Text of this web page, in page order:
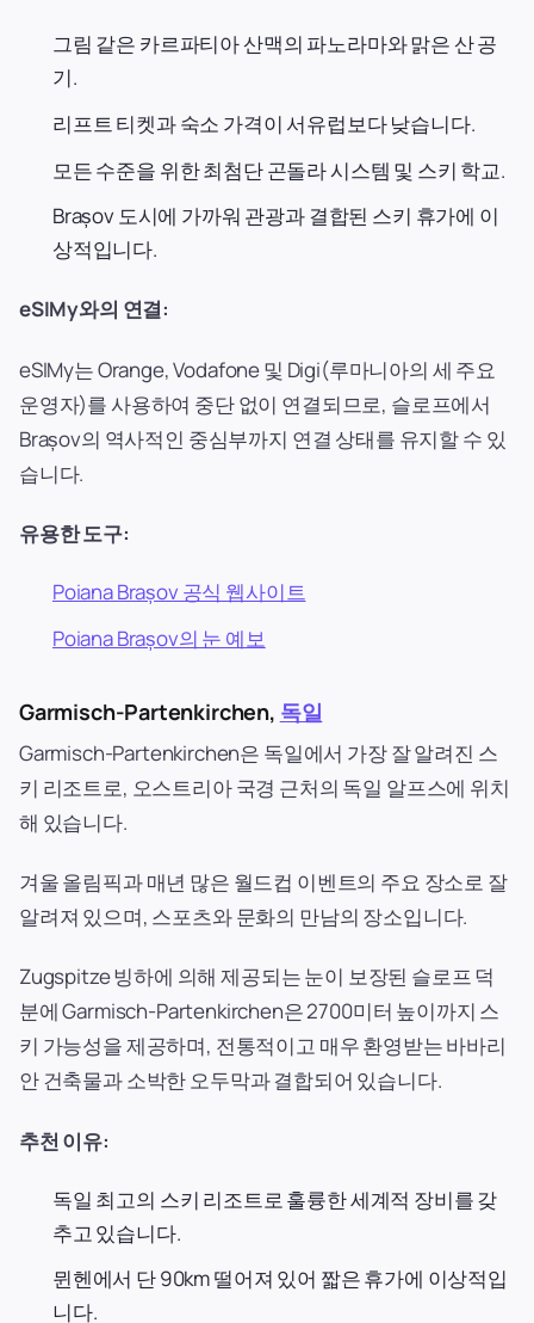
그림 같은 카르파티아 산맥의 파노라마와 맑은 산 공
기.
리프트 티켓과 숙소 가격이 서유럽보다 낮습니다.
모든 수준을 위한 최첨단 곤돌라 시스템 및 스키 학교.
Brașov 도시에 가까워 관광과 결합된 스키 휴가에 이
상적입니다.
eSIMy와의 연결:
eSIMy는 Orange, Vodafone 및 Digi(루마니아의 세 주요
운영자)를 사용하여 중단 없이 연결되므로, 슬로프에서
Brașov의 역사적인 중심부까지 연결 상태를 유지할 수 있
습니다.
유용한 도구:
Poiana Brașov 공식 웹사이트
Poiana Brașov의 눈 예보
Garmisch-Partenkirchen, 독일
Garmisch-Partenkirchen은 독일에서 가장 잘 알려진 스
키 리조트로, 오스트리아 국경 근처의 독일 알프스에 위치
해 있습니다.
겨울 올림픽과 매년 많은 월드컵 이벤트의 주요 장소로 잘
알려져 있으며, 스포츠와 문화의 만남의 장소입니다.
Zugspitze 빙하에 의해 제공되는 눈이 보장된 슬로프 덕
분에 Garmisch-Partenkirchen은 2700미터 높이까지 스
키 가능성을 제공하며, 전통적이고 매우 환영받는 바바리
안 건축물과 소박한 오두막과 결합되어 있습니다.
추천 이유:
독일 최고의 스키 리조트로 훌륭한 세계적 장비를 갖
추고 있습니다.
뮌헨에서 단 90km 떨어져 있어 짧은 휴가에 이상적입
니다.